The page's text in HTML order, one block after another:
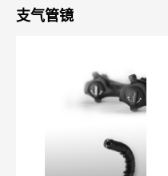
支气管镜